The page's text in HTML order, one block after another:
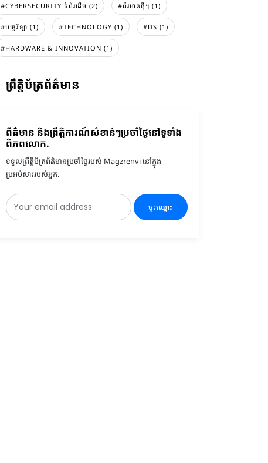
#CYBERSECURITY ទំព័រដើម (2) #ព័រមានថ្មីៗ (1)
#បច្ចេវិទ្យា (1) #TECHNOLOGY (1) #DS (1)
#HARDWARE & INNOVATION (1)
ព្រឹត្តិប័ត្រព័ត៌មាន
ព័ត៌មាន និងព្រឹត្តិការណ៍សំខាន់ៗប្រចាំថ្ងៃនៅទូទាំង
ពិភពលោក.
ទទួលព្រឹត្តិប័ត្រព័ត៌មានប្រចាំថ្ងៃរបស់ Magzrenvi នៅក្នុង
ប្រអប់សាររបស់អ្នក.
ចុះឈ្មោះ